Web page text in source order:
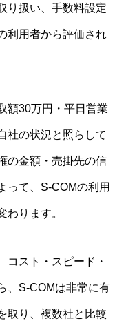
り扱い、手数料設定
利用者から評価され
額30万円・平日営業
社の状況と照らして
の金額・売掛先の信
って、S-COMの利用
わります。
コスト・スピード・
、S-COMは非常に有
取り、複数社と比較